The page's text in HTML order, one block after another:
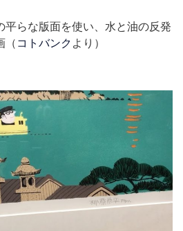
平らな版面を使い、水と油の反発
（ コトバンク より）